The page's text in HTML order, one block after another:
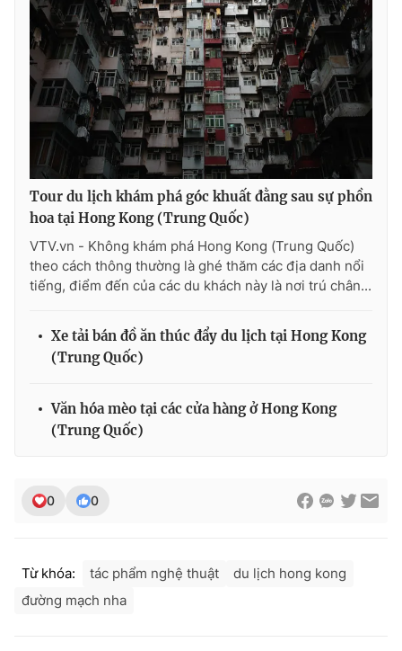
THỜI BÁO VTV
Theo dõi báo trên
Cơ quan chủ quản:Đài Truyền hình Việt Nam
Cơ quan báo chí:Thời báo VTV
Giấy phép hoạt động báo in và báo điện tử số 483/GP-BTTTT
cấp ngày 29/12/2023
Phó Tổng Biên tập:Nguyễn Thị Mỹ Hạnh, Phạm Quốc Thắng,
Nguyễn Trọng Ninh
Ðiện thoại Thời báo VTV:024.66 897 897
toasoan@vtv.vn
Tour du lịch khám phá góc khuất đằng sau sự phồn
hoa tại Hong Kong (Trung Quốc)
VTV.vn - Không khám phá Hong Kong (Trung Quốc)
theo cách thông thường là ghé thăm các địa danh nổi
tiếng, điểm đến của các du khách này là nơi trú chân...
Xe tải bán đồ ăn thúc đẩy du lịch tại Hong Kong
(Trung Quốc)
Văn hóa mèo tại các cửa hàng ở Hong Kong
(Trung Quốc)
0 0
Từ khóa: tác phẩm nghệ thuật
du lịch hong kong
đường mạch nha